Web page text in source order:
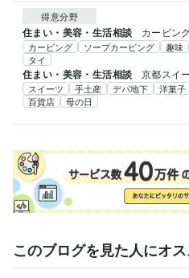
得意分野
住まい・美容・生活相談 カービン
カービング ソープカービング 趣味
タイ
住まい・美容・生活相談 京都スイ
スイーツ 手土産 デパ地下 洋菓子
百貨店
母の日
このブログを見た人にオ